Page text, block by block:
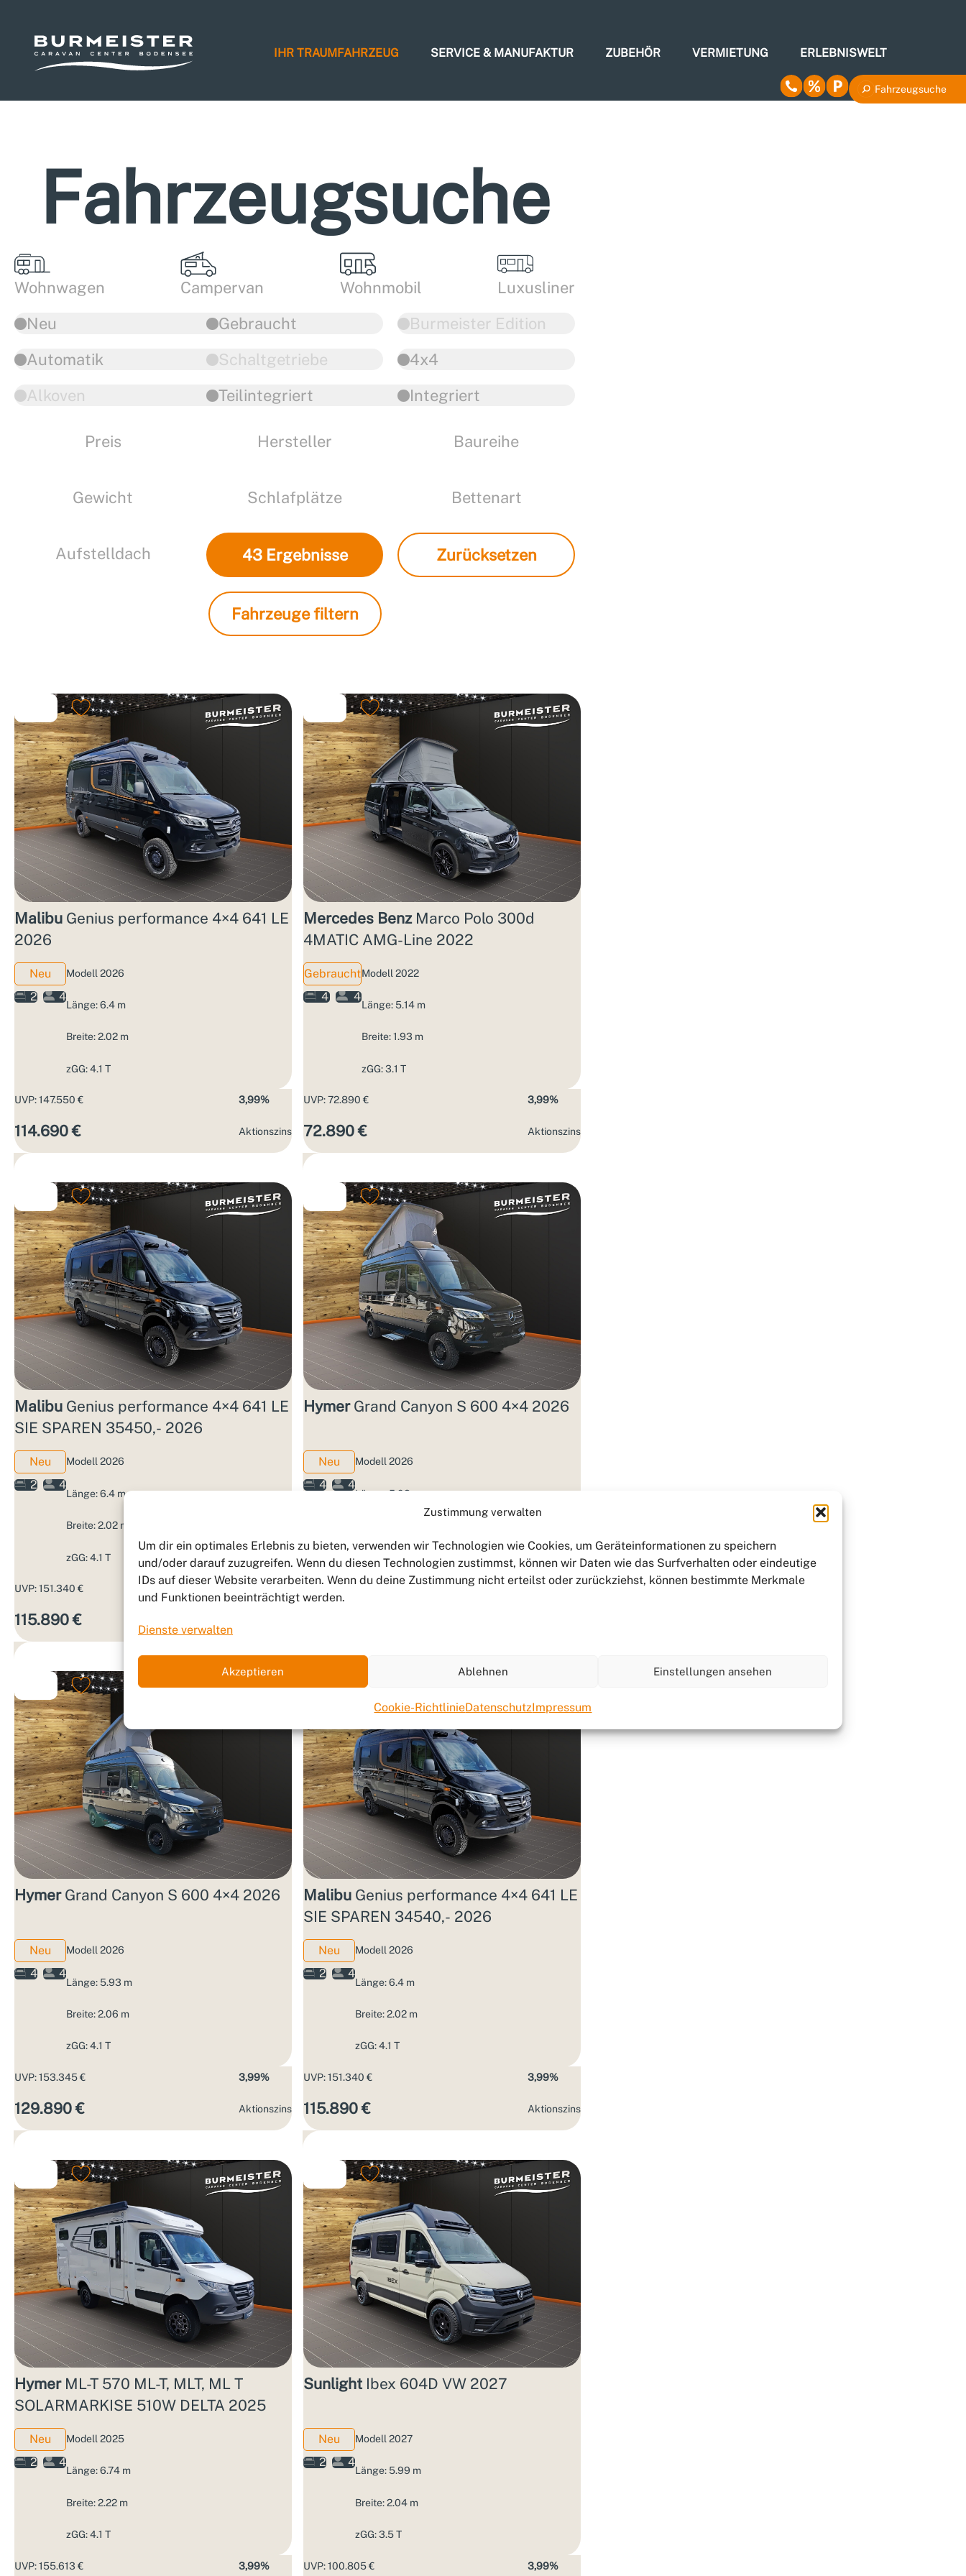
Zustimmung verwalten
Um dir ein optimales Erlebnis zu bieten, verwenden wir Technologien wie Cookies, um Geräteinformationen zu speichern
und/oder darauf zuzugreifen. Wenn du diesen Technologien zustimmst, können wir Daten wie das Surfverhalten oder eindeutige
IDs auf dieser Website verarbeiten. Wenn du deine Zustimmung nicht erteilst oder zurückziehst, können bestimmte Merkmale
und Funktionen beeinträchtigt werden.
Dienste verwalten
Akzeptieren Ablehnen Einstellungen ansehen
Cookie-RichtlinieDatenschutzImpressum
IHR TRAUMFAHRZEUG SERVICE & MANUFAKTUR ZUBEHÖR VERMIETUNG ERLEBNISWELT
Fahrzeugsuche
Fahrzeugsuche
Wohnwagen Campervan Wohnmobil
Luxusliner
Neu
Gebraucht
4x4
Automatik Schaltgetriebe
Burmeister Edition
Alkoven Teilintegriert Integriert
Preis Hersteller Baureihe
Gewicht Schlafplätze Bettenart
Aufstelldach 43 Ergebnisse Zurücksetzen
Fahrzeuge filtern
Malibu Genius performance 4×4 641 LE
2026
Neu
2
4
Modell 2026
Länge: 6.4 m
Breite: 2.02 m
zGG: 4.1 T
UVP: 147.550 €
114.690 €
3,99%
Aktions­zins
Mercedes BenzMarco Polo 300d
4MATIC AMG-Line 2022
Gebraucht
4
4
Modell 2022
Länge: 5.14 m
Breite: 1.93 m
zGG: 3.1 T
UVP: 72.890 €
72.890 €
3,99%
Aktions­zins
Malibu Genius performance 4×4 641 LE
SIE SPAREN 35450,- 2026
Neu
2
4
Modell 2026
Länge: 6.4 m
Breite: 2.02 m
zGG: 4.1 T
UVP: 151.340 €
115.890 €
3,99%
HymerGrand Canyon S 600 4×4 2026
Neu
4
4
Modell 2026
Länge: 5.93 m
zGG: 4.1 T
UVP: 153.345 € 3,99%
HymerGrand Canyon S 600 4×4 2026
Neu
4
4
Modell 2026
Länge: 5.93 m
Breite: 2.06 m
zGG: 4.1 T
UVP: 153.345 €
129.890 €
3,99%
Aktions­zins
Malibu Genius performance 4×4 641 LE
SIE SPAREN 34540,- 2026
Neu
2
4
Modell 2026
Länge: 6.4 m
Breite: 2.02 m
zGG: 4.1 T
UVP: 151.340 €
115.890 €
3,99%
Aktions­zins
HymerML-T 570 ML-T, MLT, ML T
SOLARMARKISE 510W DELTA 2025
Neu
2
4
Modell 2025
Länge: 6.74 m
Breite: 2.22 m
zGG: 4.1 T
UVP: 155.613 € 3,99%
Sunlight Ibex 604D VW 2027
Neu
2
4
Modell 2027
Länge: 5.99 m
Breite: 2.04 m
zGG: 3.5 T
UVP: 100.805 € 3,99%